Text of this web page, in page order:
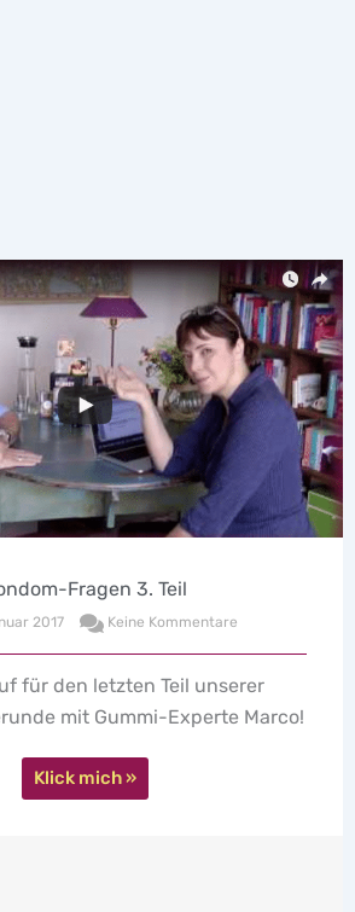
Fragen 3. Teil
2017 Keine Kommentare
für den letzten Teil unserer
mit Gummi-Experte Marco!
Klick mich »